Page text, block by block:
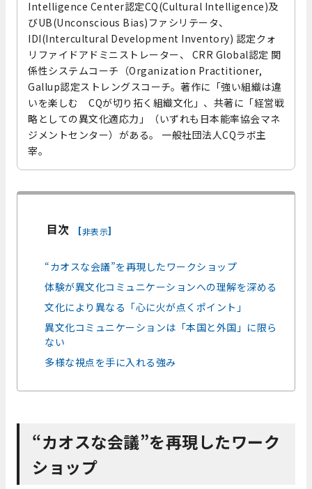
Intelligence Center認定CQ(Cultural Intelligence)及
びUB(Unconscious Bias)ファシリテータ、
IDI(Intercultural Development Inventory) 認定クォ
リファイドアドミニストレーター、 CRR Global認定 関
係性システムコーチ（Organization Practitioner,
Gallup認定ストレングスコーチ。著作に「強い組織は違
いを楽しむ CQが切り拓く組織文化」、共著に「経営戦
略としての異文化適応力」（いずれも日本能率協会マネ
ジメントセンター）がある。 一般社団法人CQラボ主
宰。
目次 [非表示]
“カオスな会議”を再現したワークショップ
体験が異文化コミュニケーションへの理解を深める
文化により異なる「心に火が点くポイント」
異文化コミュニケーションは「本国と外国」に限ら
ない
多様な視点を手に入れる強み
“カオスな会議”を再現したワーク
ショップ